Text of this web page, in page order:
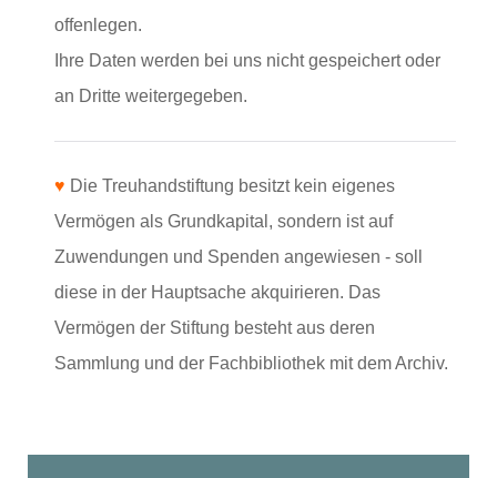
offenlegen.
Ihre Daten werden bei uns nicht gespeichert oder
an Dritte weitergegeben.
♥ Die Treuhandstiftung besitzt kein eigenes
Vermögen als Grundkapital, sondern ist auf
Zuwendungen und Spenden angewiesen - soll
diese in der Hauptsache akquirieren. Das
Vermögen der Stiftung besteht aus deren
Sammlung und der Fachbibliothek mit dem Archiv.